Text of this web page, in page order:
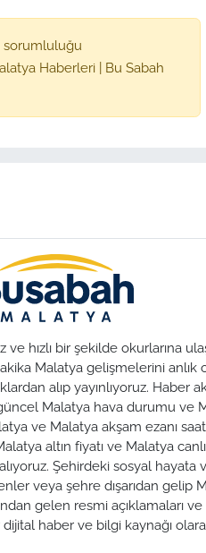
Haberleri | Bu Sabah
hızlı bir şekilde okurlarına
Malatya gelişmelerini
alıp yayınlıyoruz. Haber
Malatya hava durumu ve
ve Malatya akşam ezanı
altın fiyatı ve Malatya
Şehirdeki sosyal hayata
veya şehre dışarıdan gelip
gelen resmi açıklamaları
haber ve bilgi kaynağı